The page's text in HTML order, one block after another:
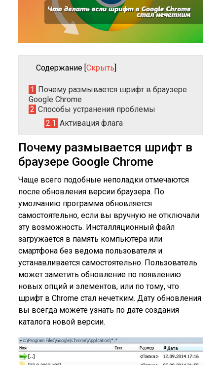
Содержание [Скрыть
1
Почему размывается шрифт в браузере
Google Chrome
2 Способы устранения проблемы
2.1 Активация флага
Почему размывается шрифт в
браузере Google Chrome
Чаще всего подобные неполадки отмечаются
после обновления версии браузера. По
умолчанию программа обновляется
самостоятельно, если вы вручную не отключали
эту возможность. Инсталляционный файл
загружается в память компьютера или
смартфона без ведома пользователя и
устанавливается самостоятельно. Пользователь
может заметить обновление по появлению
новых опций и элементов, или по тому, что
шрифт в Chrome стал нечетким. Дату обновления
вы всегда можете узнать по дате создания
каталога новой версии.